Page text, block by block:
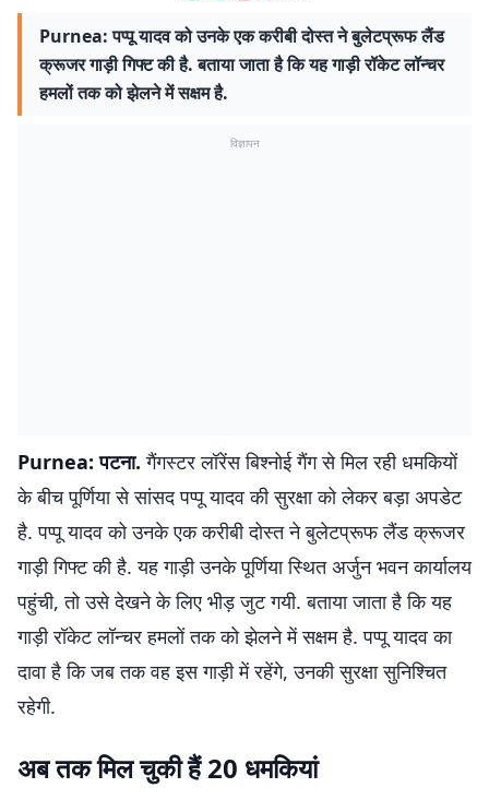
Purnea: पप्पू यादव को उनके एक करीबी दोस्त ने बुलेटप्रूफ लैंड
क्रूजर गाड़ी गिफ्ट की है. बताया जाता है कि यह गाड़ी रॉकेट लॉन्चर
हमलों तक को झेलने में सक्षम है.
विज्ञापन
Purnea: पटना. गैंगस्टर लॉरेंस बिश्नोई गैंग से मिल रही धमकियों
के बीच पूर्णिया से सांसद पप्पू यादव की सुरक्षा को लेकर बड़ा अपडेट
है. पप्पू यादव को उनके एक करीबी दोस्त ने बुलेटप्रूफ लैंड क्रूजर
गाड़ी गिफ्ट की है. यह गाड़ी उनके पूर्णिया स्थित अर्जुन भवन कार्यालय
पहुंची, तो उसे देखने के लिए भीड़ जुट गयी. बताया जाता है कि यह
गाड़ी रॉकेट लॉन्चर हमलों तक को झेलने में सक्षम है. पप्पू यादव का
दावा है कि जब तक वह इस गाड़ी में रहेंगे, उनकी सुरक्षा सुनिश्चित
रहेगी.
अब तक मिल चुकी हैं 20 धमकियां